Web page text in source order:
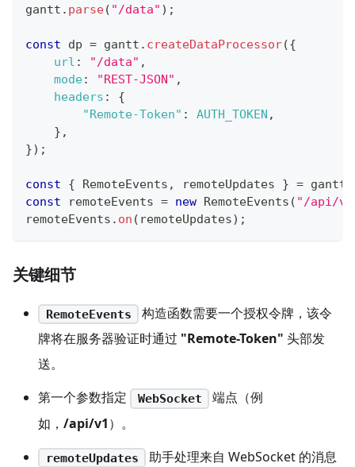
gantt . parse( "/data" ) ;
const dp = gantt . createDataProcessor({
url : "/data" ,
mode: "REST-JSON" ,
headers :
{
"Remote-Token" : AUTH_TOKEN ,
} ,
}) ;
const { RemoteEvents , remoteUpdates } = gantt
const remoteEvents = new RemoteEvents ( "/api/
remoteEvents . on ( remoteUpdates) ;
关键细节
RemoteEvents
构造函数需要一个授权令牌，该令
牌将在服务器验证时通过 "Remote-Token" 头部发
送。
第一个参数指定
WebSocket
端点（例
如， /api/v1）。
remoteUpdates
助手处理来自 WebSocket 的消息